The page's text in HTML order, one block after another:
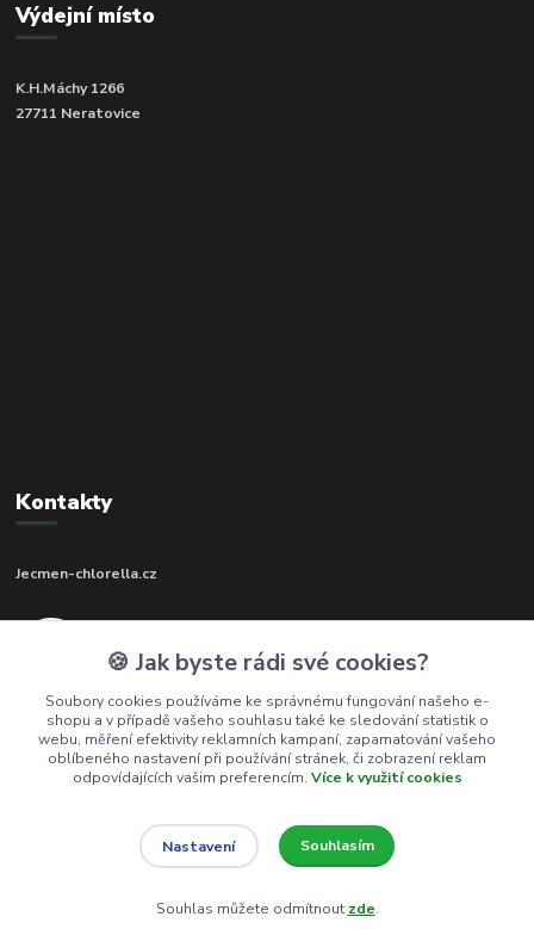
Výdejní místo
K.H.Máchy 1266
27711 Neratovice
Kontakty
Jecmen-chlorella.cz
(Po-Pá, 9-17 hod.)
info@jecmen-chlorella.cz
Vytvořeno na
Eshop-rychle.cz
🍪 Jak byste rádi své cookies?
Soubory cookies používáme ke správnému fungování našeho e-
shopu a v případě vašeho souhlasu také ke sledování statistik o
webu, měření efektivity reklamních kampaní, zapamatování vašeho
oblíbeného nastavení při používání stránek, či zobrazení reklam
odpovídajících vašim preferencím. Více k využití cookies
Nastavení Souhlasím
Souhlas můžete odmítnout zde.